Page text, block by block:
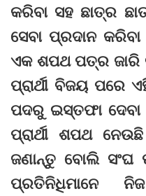
କରିବା ସହ ଛାତ୍ର
ସେବା ପ୍ରଦାନ
ଏକ ଶପଥ ପତ୍ର ଜାରି
ପ୍ରାର୍ଥୀ ବିଜୟ ପରେ
ପଦରୁ ଇସ୍ତଫା
ପ୍ରାର୍ଥୀ ଶପଥ
ଜଣାନ୍ତୁ ବୋଲି ସଂଘ
ପ୍ରତିନିଧିମାନେ